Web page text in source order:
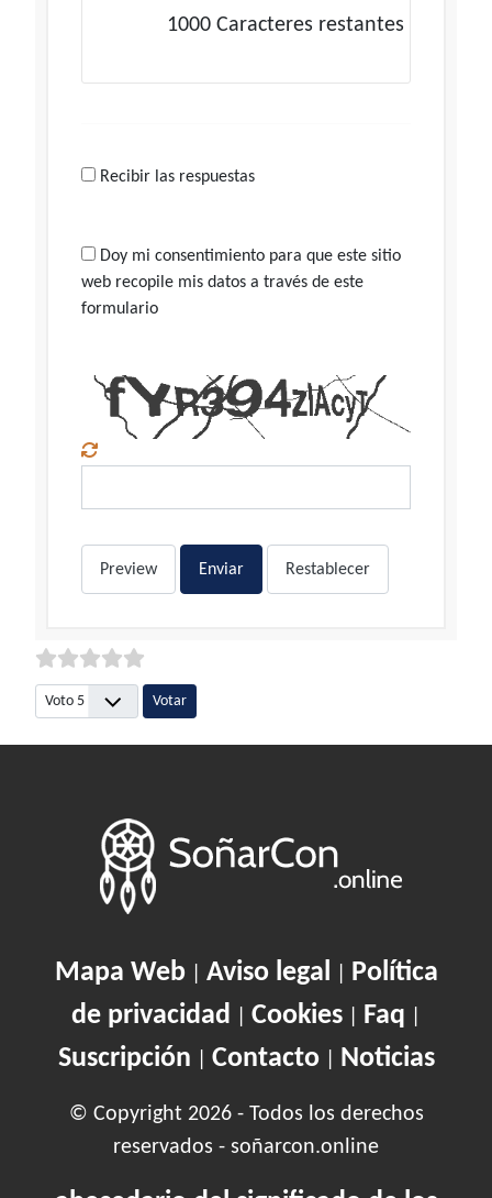
1000 Caracteres restantes
Recibir las respuestas
Doy mi consentimiento para que este sitio
web recopile mis datos a través de este
formulario
Preview Enviar Restablecer
Por favor, vote
Mapa Web| Aviso legal
Política
de privacidad
Cookies Faq
Suscripción Contacto| Noticias
© Copyright 2026 - Todos los derechos
reservados - soñarcon.online